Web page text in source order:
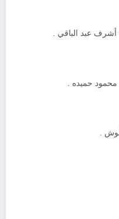
عبد الباقي .
حميده .
.